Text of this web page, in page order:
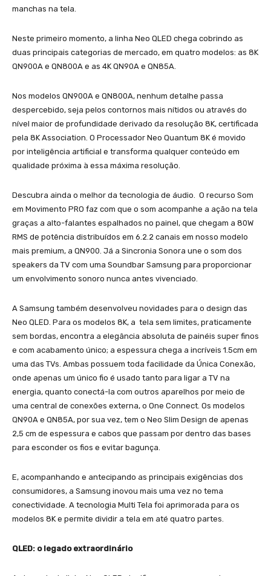
manchas na tela.
Neste primeiro momento, a linha Neo QLED chega cobrindo as
duas principais categorias de mercado, em quatro modelos: as 8K
QN900A e QN800A e as 4K QN90A e QN85A.
Nos modelos QN900A e QN800A, nenhum detalhe passa
despercebido, seja pelos contornos mais nítidos ou através do
nível maior de profundidade derivado da resolução 8K, certificada
pela 8K Association. O Processador Neo Quantum 8K é movido
por inteligência artificial e transforma qualquer conteúdo em
qualidade próxima à essa máxima resolução.
Descubra ainda o melhor da tecnologia de áudio. O recurso Som
em Movimento PRO faz com que o som acompanhe a ação na tela
graças a alto-falantes espalhados no painel, que chegam a 80W
RMS de potência distribuídos em 6.2.2 canais em nosso modelo
mais premium, a QN900. Já a Sincronia Sonora une o som dos
speakers da TV com uma Soundbar Samsung para proporcionar
um envolvimento sonoro nunca antes vivenciado.
A Samsung também desenvolveu novidades para o design das
Neo QLED. Para os modelos 8K, a tela sem limites, praticamente
sem bordas, encontra a elegância absoluta de painéis super finos
e com acabamento único; a espessura chega a incríveis 1.5cm em
uma das TVs. Ambas possuem toda facilidade da Única Conexão,
onde apenas um único fio é usado tanto para ligar a TV na
energia, quanto conectá-la com outros aparelhos por meio de
uma central de conexões externa, o One Connect. Os modelos
QN90A e QN85A, por sua vez, tem o Neo Slim Design de apenas
2,5 cm de espessura e cabos que passam por dentro das bases
para esconder os fios e evitar bagunça.
E, acompanhando e antecipando as principais exigências dos
consumidores, a Samsung inovou mais uma vez no tema
conectividade. A tecnologia Multi Tela foi aprimorada para os
modelos 8K e permite dividir a tela em até quatro partes.
QLED: o legado extraordinário